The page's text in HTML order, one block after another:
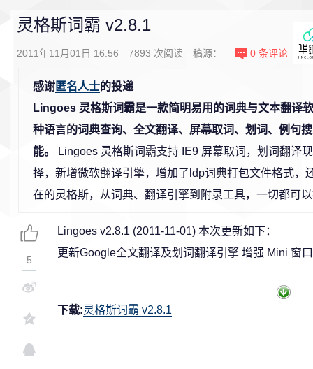
灵格斯词霸 v2.8.1
2011年11月01日 16:56 7893 次阅读 稿源： 0 条评论
感谢匿名人士的投递
Lingoes 灵格斯词霸是一款简明易用的词典与文本翻译
种语言的词典查询、全文翻译、屏幕取词、划词、例句
能。
Lingoes 灵格斯词霸支持 IE9 屏幕取词，划词翻译
择，新增微软翻译引擎，增加了ldp词典打包文件格式，
在的灵格斯，从词典、翻译引擎到附录工具，一切都可
Lingoes v2.8.1 (2011-11-01) 本次更新如下：
更新Google全文翻译及划词翻译引擎 增强 Mini 窗
下载:灵格斯词霸 v2.8.1
5